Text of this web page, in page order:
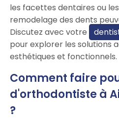
les facettes dentaires ou
remodelage des dents
Discutez avec votre
pour explorer les solutions
esthétiques et fonctionnels.
Comment faire
d'orthodontiste à
?